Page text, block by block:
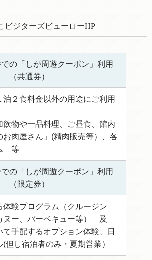
ビジターズビューローHP
の「しが周遊クーポン」利用
（共通券）
泊２食料金以外の用途にご利用
ます。
物や一品料理、ご昼食、館内
お肉屋さん」(精肉販売等）、各
等
の「しが周遊クーポン」利用
（限定券）
体験プログラム（クルージン
ヌー、バーベキュー等） 及
手配するオプション体験、日
但し宿泊者のみ・夏期営業）